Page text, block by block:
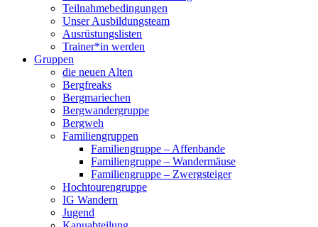
Teilnahmebedingungen
Unser Ausbildungsteam
Ausrüstungslisten
Trainer*in werden
Gruppen
die neuen Alten
Bergfreaks
Bergmariechen
Bergwandergruppe
Bergweh
Familiengruppen
Familiengruppe – Affenbande
Familiengruppe – Wandermäuse
Familiengruppe – Zwergsteiger
Hochtourengruppe
IG Wandern
Jugend